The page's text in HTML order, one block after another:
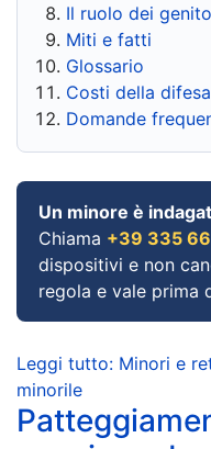
Il ruolo dei
Miti e fatti
Glossario
Costi della difesa
Domande
Un minore è
Chiama +39 335
dispositivi e non
regola e vale prima
Leggi tutto: Minori e
minorile